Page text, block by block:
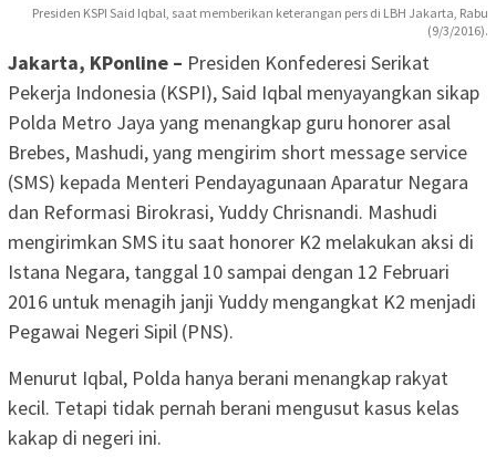
Presiden KSPI Said Iqbal, saat memberikan keterangan pers di LBH Jakarta, Rabu
(9/3/2016).
Jakarta, KPonline – Presiden Konfederesi Serikat
Pekerja Indonesia (KSPI), Said Iqbal menyayangkan sikap
Polda Metro Jaya yang menangkap guru honorer asal
Brebes, Mashudi, yang mengirim short message service
(SMS) kepada Menteri Pendayagunaan Aparatur Negara
dan Reformasi Birokrasi, Yuddy Chrisnandi. Mashudi
mengirimkan SMS itu saat honorer K2 melakukan aksi di
Istana Negara, tanggal 10 sampai dengan 12 Februari
2016 untuk menagih janji Yuddy mengangkat K2 menjadi
Pegawai Negeri Sipil (PNS).
Menurut Iqbal, Polda hanya berani menangkap rakyat
kecil. Tetapi tidak pernah berani mengusut kasus kelas
kakap di negeri ini.